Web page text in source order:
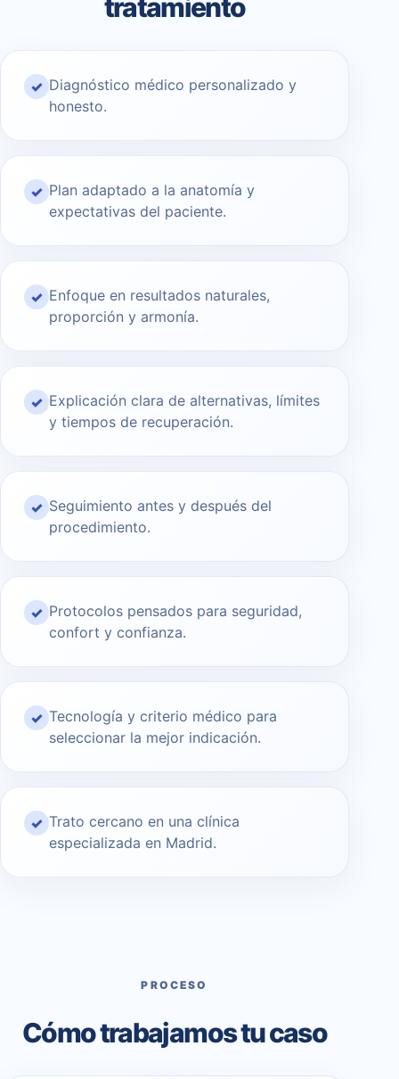
tratamiento
✓ Diagnóstico médico personalizado y
honesto.
✓ Plan adaptado a la anatomía y
expectativas del paciente.
✓ Enfoque en resultados naturales,
proporción y armonía.
✓ Explicación clara de alternativas, límites
y tiempos de recuperación.
✓ Seguimiento antes y después del
procedimiento.
✓ Protocolos pensados para seguridad,
confort y confianza.
✓ Tecnología y criterio médico para
seleccionar la mejor indicación.
✓ Trato cercano en una clínica
especializada en Madrid.
PROCESO
Cómo trabajamos tu caso